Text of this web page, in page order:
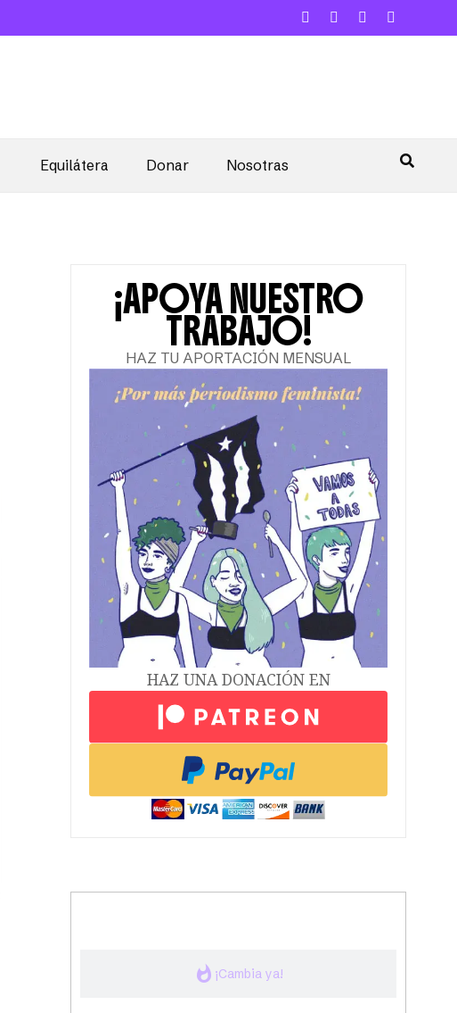
Equilátera Donar Nosotras
¡APOYA NUESTRO
TRABAJO!
HAZ TU APORTACIÓN MENSUAL
HAZ UNA DONACIÓN EN
whatshot ¡Cambia ya!